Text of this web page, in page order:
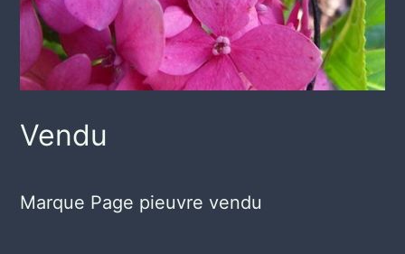
Vendu
Marque Page pieuvre vendu